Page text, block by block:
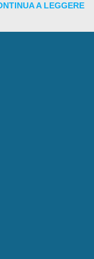
della vicenda.
A LEGGERE